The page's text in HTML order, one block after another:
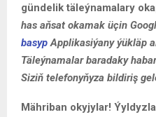
gündelik täleýnamalary
has aňsat okamak üçin
basyp Applikasiýany ýükläp
Täleýnamalar baradaky
Siziň telefonyňyza bildiriş
Mähriban okyjylar!